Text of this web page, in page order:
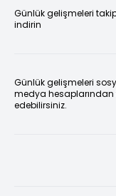
Günlük gelişmeleri
indirin
Günlük gelişmeleri
medya hesaplarından
edebilirsiniz.